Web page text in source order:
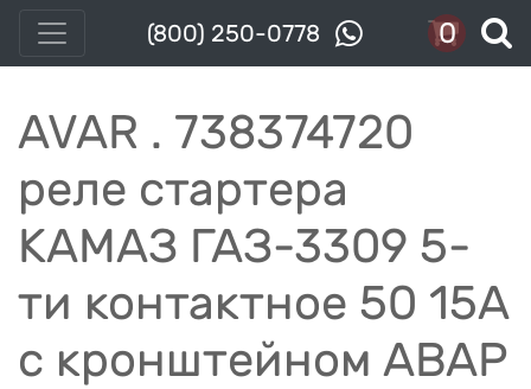
(800) 250-0778 0
AVAR . 738374720
реле стартера
КАМАЗ ГАЗ-3309 5-
ти контактное 50 15А
с кронштейном АВАР